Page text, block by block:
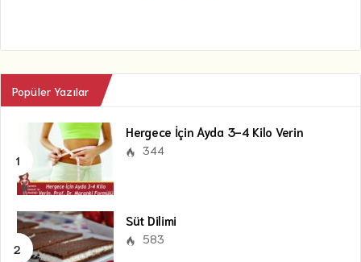
Popüler Yazılar
Hergece İçin Ayda 3-4 Kilo Verin
344
Süt Dilimi
583